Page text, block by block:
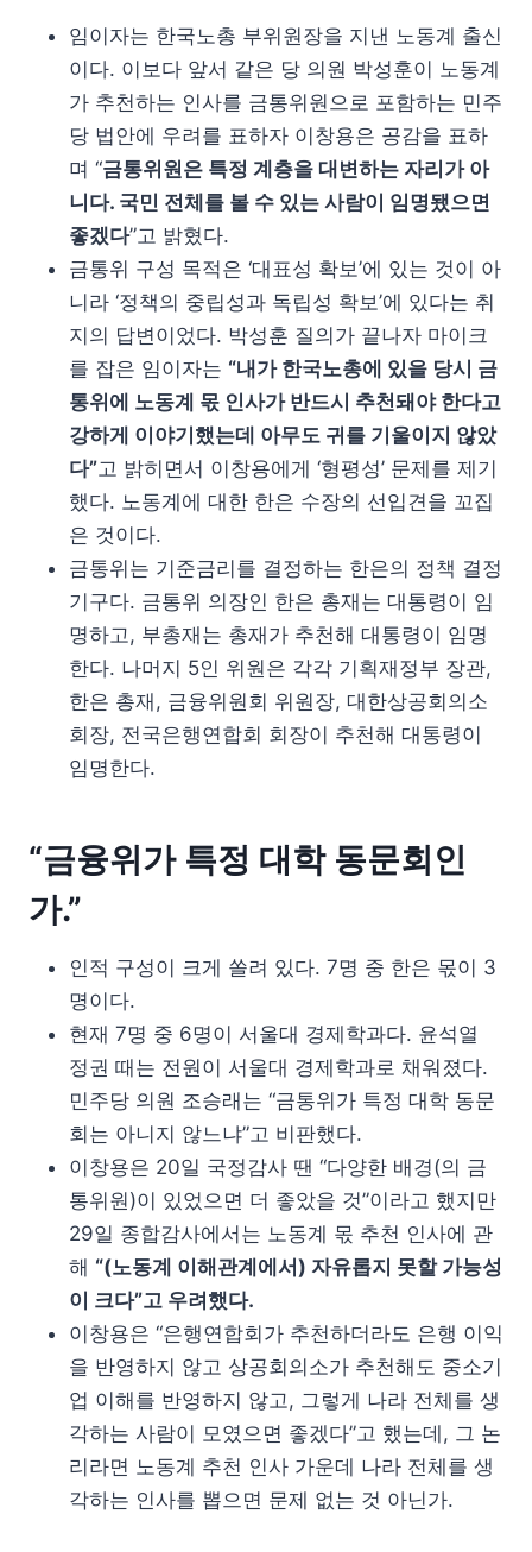
임이자는 한국노총 부위원장을 지낸 노동계 출신
이다. 이보다 앞서 같은 당 의원 박성훈이 노동계
가 추천하는 인사를 금통위원으로 포함하는 민주
당 법안에 우려를 표하자 이창용은 공감을 표하
며 “금통위원은 특정 계층을 대변하는 자리가 아
니다. 국민 전체를 볼 수 있는 사람이 임명됐으면
좋겠다”고 밝혔다.
금통위 구성 목적은 ‘대표성 확보’에 있는 것이 아
니라 ‘정책의 중립성과 독립성 확보’에 있다는 취
지의 답변이었다. 박성훈 질의가 끝나자 마이크
를 잡은 임이자는 “내가 한국노총에 있을 당시 금
통위에 노동계 몫 인사가 반드시 추천돼야 한다고
강하게 이야기했는데 아무도 귀를 기울이지 않았
다”고 밝히면서 이창용에게 ‘형평성’ 문제를 제기
했다. 노동계에 대한 한은 수장의 선입견을 꼬집
은 것이다.
금통위는 기준금리를 결정하는 한은의 정책 결정
기구다. 금통위 의장인 한은 총재는 대통령이 임
명하고, 부총재는 총재가 추천해 대통령이 임명
한다. 나머지 5인 위원은 각각 기획재정부 장관,
한은 총재, 금융위원회 위원장, 대한상공회의소
회장, 전국은행연합회 회장이 추천해 대통령이
임명한다.
“금융위가 특정 대학 동문회인
가.”
인적 구성이 크게 쏠려 있다. 7명 중 한은 몫이 3
명이다.
현재 7명 중 6명이 서울대 경제학과다. 윤석열
정권 때는 전원이 서울대 경제학과로 채워졌다.
민주당 의원 조승래는 “금통위가 특정 대학 동문
회는 아니지 않느냐”고 비판했다.
이창용은 20일 국정감사 땐 “다양한 배경(의 금
통위원)이 있었으면 더 좋았을 것”이라고 했지만
29일 종합감사에서는 노동계 몫 추천 인사에 관
해 “(노동계 이해관계에서) 자유롭지 못할 가능성
이 크다”고 우려했다.
이창용은 “은행연합회가 추천하더라도 은행 이익
을 반영하지 않고 상공회의소가 추천해도 중소기
업 이해를 반영하지 않고, 그렇게 나라 전체를 생
각하는 사람이 모였으면 좋겠다”고 했는데, 그 논
리라면 노동계 추천 인사 가운데 나라 전체를 생
각하는 인사를 뽑으면 문제 없는 것 아닌가.